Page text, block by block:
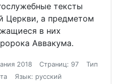
тексты
Церкви, а предметом
в них
Аввакума.
2018 Страниц: 97
Тип
Язык: русский